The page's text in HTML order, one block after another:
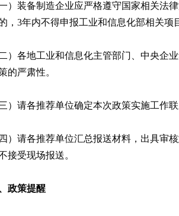
一）装备制造企业应严格遵守国家相关法
，3年内不得申报工业和信息化部相关项
二）各地工业和信息化主管部门、中央企
的严肃性。
三）请各推荐单位确定本次政策实施工作
四）请各推荐单位汇总报送材料，出具审
接受现场报送。
政策提醒